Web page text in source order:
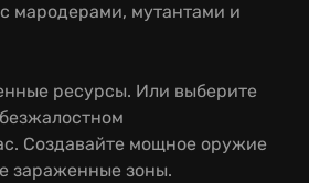
мародерами, мутантами и
ресурсы. Или выберите
Создавайте мощное оружие
зараженные зоны.